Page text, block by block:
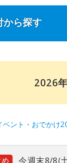
から探す
2026
ベント・おでかけ
今週末8/8(